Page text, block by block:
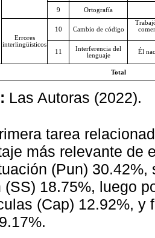
9 Ortografía
Errores
interlingüísticos
10 Cambio de código
11
Interferencia del
lenguaje
Él
Total
Las Autoras (2022).
tarea
más relevante de
(Pun)
(SS) 18.75%, luego
(Cap) 12.92%, y